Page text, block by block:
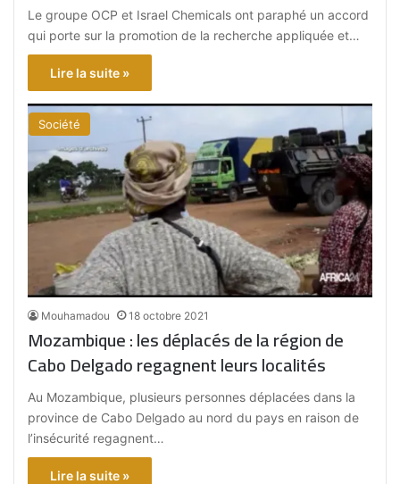
Le groupe OCP et Israel Chemicals ont paraphé un accord
qui porte sur la promotion de la recherche appliquée et…
Lire la suite »
Société
Mouhamadou 18 octobre 2021
Mozambique : les déplacés de la région de
Cabo Delgado regagnent leurs localités
Au Mozambique, plusieurs personnes déplacées dans la
province de Cabo Delgado au nord du pays en raison de
l’insécurité regagnent…
Lire la suite »